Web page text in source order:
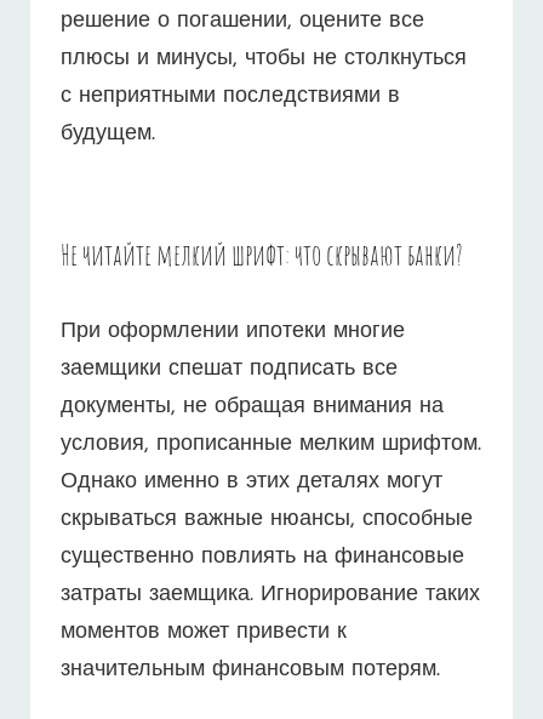
решение о погашении, оцените все
плюсы и минусы, чтобы не столкнуться
с неприятными последствиями в
будущем.
Не читайте мелкий шрифт: что скрывают банки?
При оформлении ипотеки многие
заемщики спешат подписать все
документы, не обращая внимания на
условия, прописанные мелким шрифтом.
Однако именно в этих деталях могут
скрываться важные нюансы, способные
существенно повлиять на финансовые
затраты заемщика. Игнорирование таких
моментов может привести к
значительным финансовым потерям.